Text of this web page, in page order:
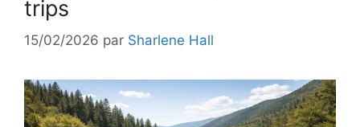
trips
15/02/2026 par Sharlene Hall